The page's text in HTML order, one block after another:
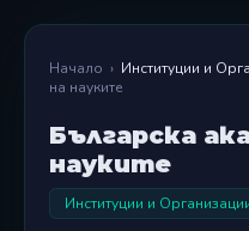
Начало › Институции и
на науките
Българска
науките
Институции и